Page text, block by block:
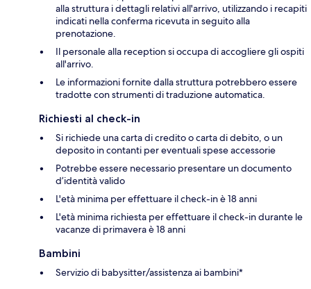
alla struttura i dettagli relativi all'arrivo, utilizzando i recapiti
indicati nella conferma ricevuta in seguito alla
prenotazione.
Il personale alla reception si occupa di accogliere gli ospiti
all'arrivo.
Le informazioni fornite dalla struttura potrebbero essere
tradotte con strumenti di traduzione automatica.
Richiesti al check-in
Si richiede una carta di credito o carta di debito, o un
deposito in contanti per eventuali spese accessorie
Potrebbe essere necessario presentare un documento
d’identità valido
L'età minima per effettuare il check-in è 18 anni
L'età minima richiesta per effettuare il check-in durante le
vacanze di primavera è 18 anni
Bambini
Servizio di babysitter/assistenza ai bambini*